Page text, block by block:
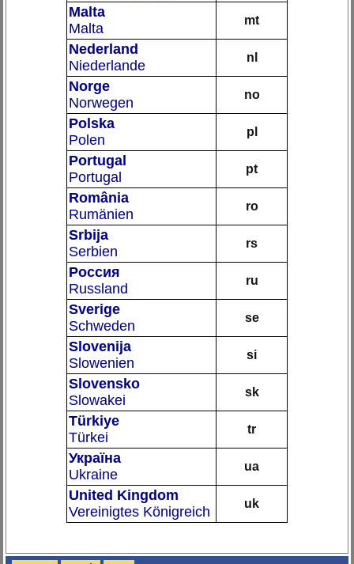
Malta
Malta
mt
Nederland
Niederlande
nl
Norge
Norwegen
no
Polska
Polen
pl
Portugal
Portugal
pt
România
Rumänien
ro
Srbija
Serbien
rs
Россия
Russland
ru
Sverige
Schweden
se
Slovenija
Slowenien
si
Slovensko
Slowakei
sk
Türkiye
Türkei
tr
Україна
Ukraine
ua
United Kingdom
Vereinigtes Königreich
uk